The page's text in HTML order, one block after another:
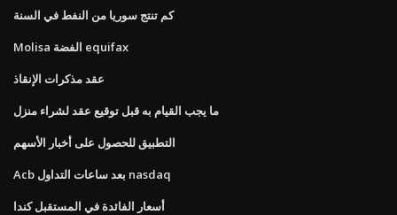
كم تنتج سوريا من النفط في السنة
Molisa الفضة equifax
عقد مذكرات الإنقاذ
ما يجب القيام به قبل توقيع عقد لشراء منزل
التطبيق للحصول على أخبار الأسهم
Acb بعد ساعات التداول nasdaq
أسعار الفائدة في المستقبل كندا